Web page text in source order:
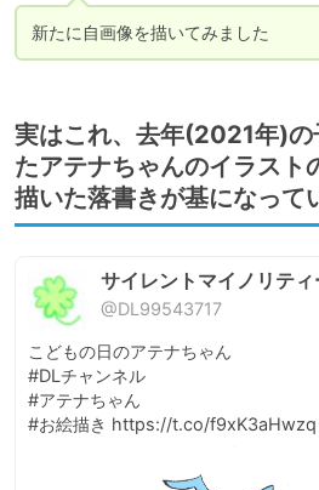
新たに自画像を描いてみました
実はこれ、去年(2021年)の
たアテナちゃんのイラスト
描いた落書きが基になって
サイレントマイノリテ
@DL99543717
こどもの日のアテナちゃん
#DLチャンネル
#アテナちゃん
#お絵描き https://t.co/f9xK3aHwzq